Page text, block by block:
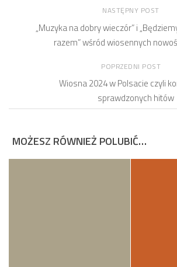
NASTĘPNY POST
„Muzyka na dobry wieczór” i
razem” wśród wiosennych
POPRZEDNI POST
Wiosna 2024 w Polsacie czyli
sprawdzonych hitów
MOŻESZ RÓWNIEŻ POLUBIĆ…